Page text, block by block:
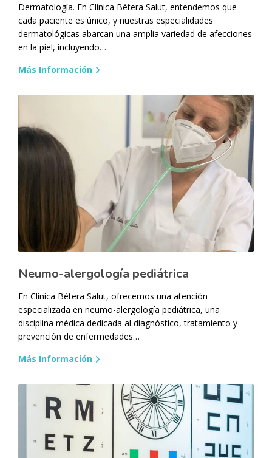
Dermatología. En Clínica Bétera Salut, entendemos que
cada paciente es único, y nuestras especialidades
dermatológicas abarcan una amplia variedad de afecciones
en la piel, incluyendo…
Más Información
Neumo-alergología pediátrica
En Clínica Bétera Salut, ofrecemos una atención
especializada en neumo-alergología pediátrica, una
disciplina médica dedicada al diagnóstico, tratamiento y
prevención de enfermedades…
Más Información